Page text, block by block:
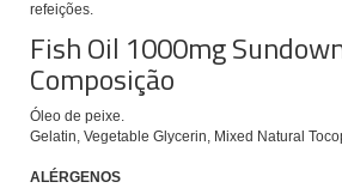
refeições.
Fish Oil 1000mg
Composição
Óleo de peixe.
Gelatin, Vegetable Glycerin, Mixed Natural
ALÉRGENOS